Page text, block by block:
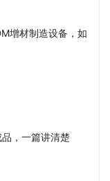
增材制造设备，如
，一篇讲清楚